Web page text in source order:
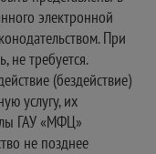
электронной
При
не требуется.
(бездействие)
услугу, их
ГАУ «МФЦ»
не позднее